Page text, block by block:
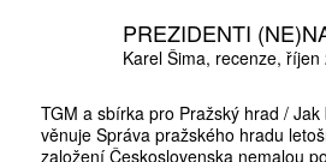
PREZIDENTI
Karel Šima recenze říjen
TGM a sbírka pro Pražský hrad /
věnuje Správa pražského hradu
založení Československa nemalou